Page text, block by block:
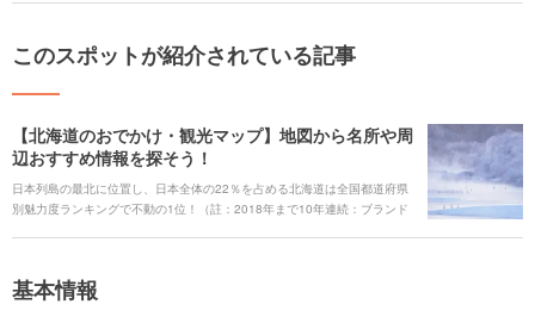
このスポットが紹介されている記事
【北海道のおでかけ・観光マップ】地図から名所や周
辺おすすめ情報を探そう！
日本列島の最北に位置し、日本全体の22％を占める北海道は全国都道府県
別魅力度ランキングで不動の1位！（註：2018年まで10年連続：ブランド
基本情報